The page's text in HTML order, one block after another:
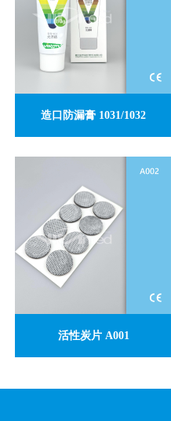
造口防漏膏 1031/1032
活性炭片 A001